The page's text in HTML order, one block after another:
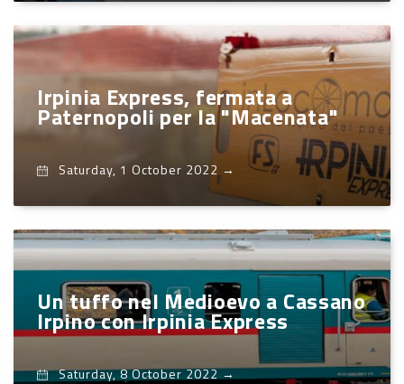
Irpinia Express, fermata a
Paternopoli per la "Macenata"
Saturday, 1 October 2022 →
Un tuffo nel Medioevo a Cassano
Irpino con Irpinia Express
Saturday, 8 October 2022→